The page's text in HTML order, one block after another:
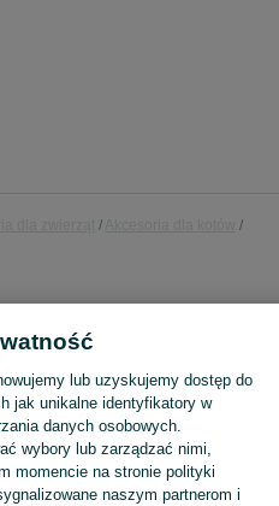
Sprzedaż drapaków dla kotów w Polsce ▶️ Nowe i używane w atrakcyjnych cenach ☝ Znajdź drapaki do sufitu, ścienne, pionowe słupki oraz maty na OLX.pl!
lub uzyskujemy dostęp do
jak unikalne identyfikatory w
danych osobowych.
wybory lub zarządzać nimi,
momencie na stronie polityki
naszym partnerom i